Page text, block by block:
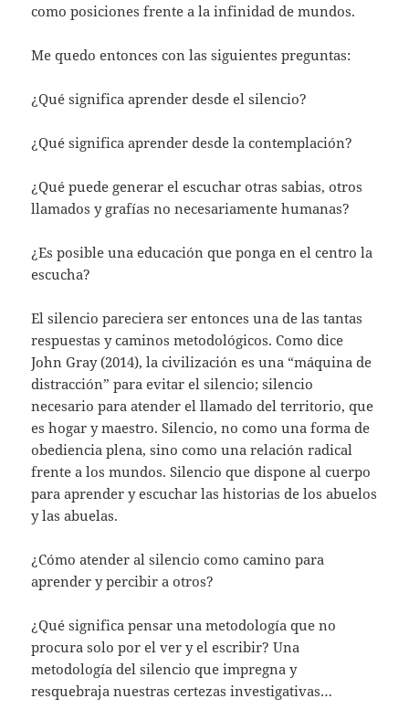
como posiciones frente a la infinidad de mundos.
Me quedo entonces con las siguientes preguntas:
¿Qué significa aprender desde el silencio?
¿Qué significa aprender desde la contemplación?
¿Qué puede generar el escuchar otras sabias, otros
llamados y grafías no necesariamente humanas?
¿Es posible una educación que ponga en el centro la
escucha?
El silencio pareciera ser entonces una de las tantas
respuestas y caminos metodológicos. Como dice
John Gray (2014), la civilización es una “máquina de
distracción” para evitar el silencio; silencio
necesario para atender el llamado del territorio, que
es hogar y maestro. Silencio, no como una forma de
obediencia plena, sino como una relación radical
frente a los mundos. Silencio que dispone al cuerpo
para aprender y escuchar las historias de los abuelos
y las abuelas.
¿Cómo atender al silencio como camino para
aprender y percibir a otros?
¿Qué significa pensar una metodología que no
procura solo por el ver y el escribir? Una
metodología del silencio que impregna y
resquebraja nuestras certezas investigativas…